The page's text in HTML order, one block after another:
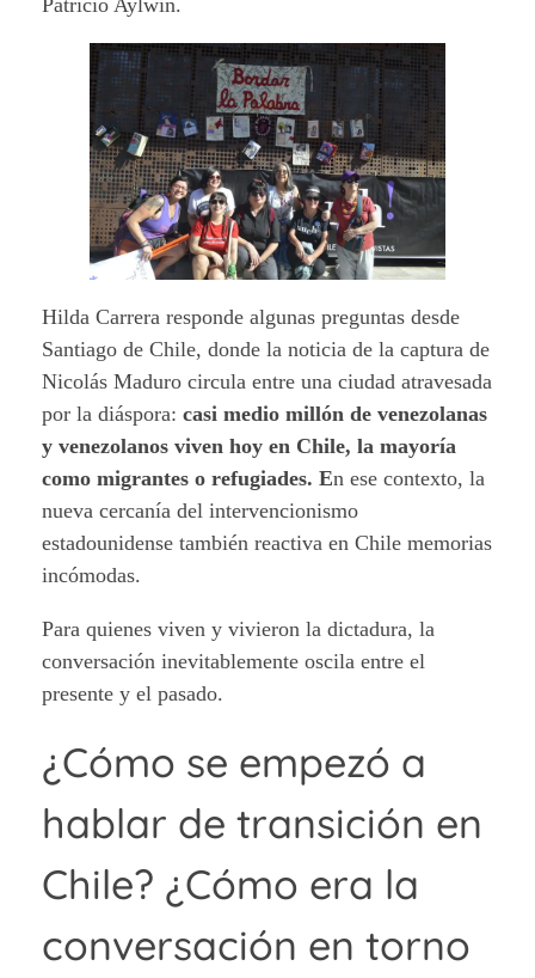
Patricio Aylwin.
Hilda Carrera responde algunas preguntas desde
Santiago de Chile, donde la noticia de la captura de
Nicolás Maduro circula entre una ciudad atravesada
por la diáspora: casi medio millón de venezolanas
y venezolanos viven hoy en Chile, la mayoría
como migrantes o refugiades. En ese contexto, la
nueva cercanía del intervencionismo
estadounidense también reactiva en Chile memorias
incómodas.
Para quienes viven y vivieron la dictadura, la
conversación inevitablemente oscila entre el
presente y el pasado.
¿Cómo se empezó a
hablar de transición en
Chile? ¿Cómo era la
conversación en torno